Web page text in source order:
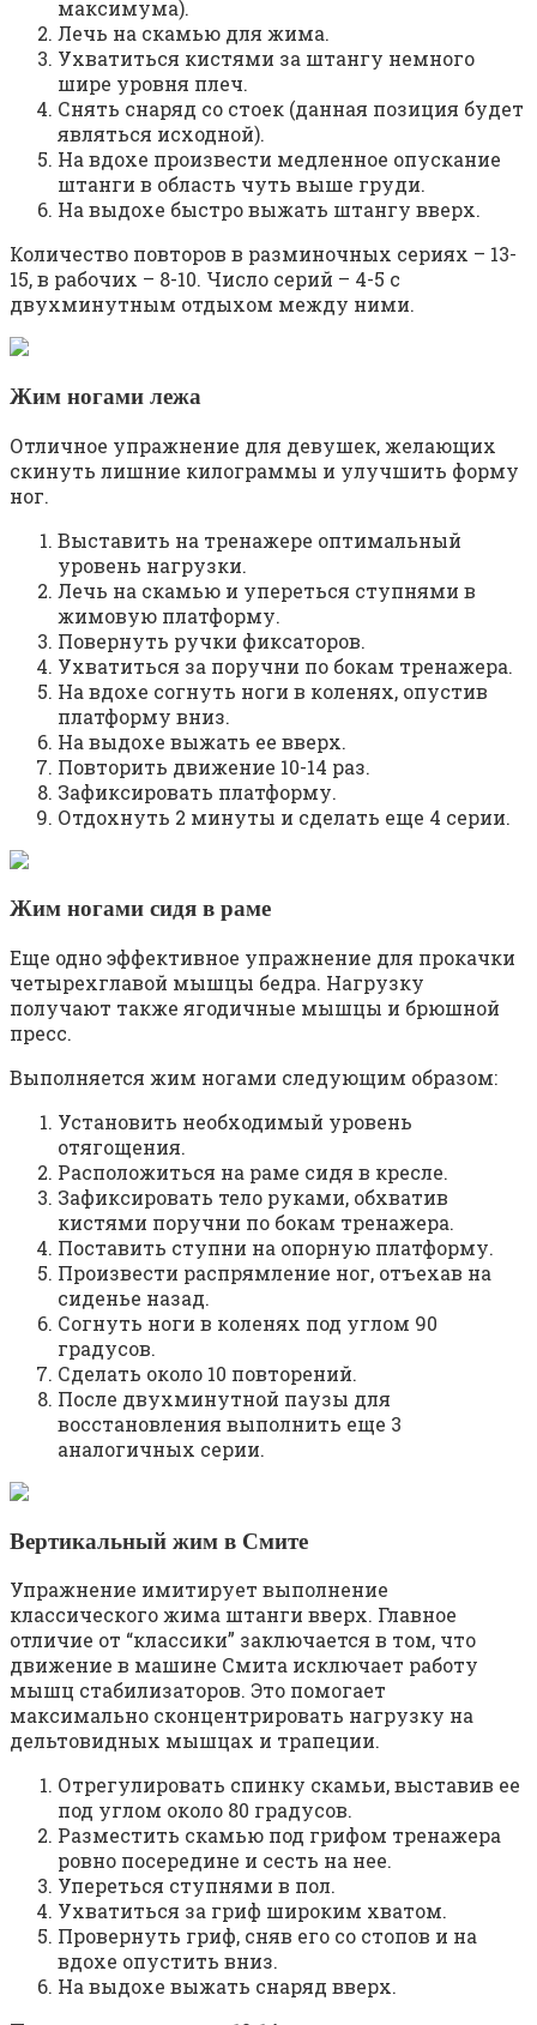
максимума).
Лечь на скамью для жима.
Ухватиться кистями за штангу немного
шире уровня плеч.
Снять снаряд со стоек (данная позиция будет
являться исходной).
На вдохе произвести медленное опускание
штанги в область чуть выше груди.
На выдохе быстро выжать штангу вверх.
Количество повторов в разминочных сериях – 13-
15, в рабочих – 8-10. Число серий – 4-5 с
двухминутным отдыхом между ними.
Жим ногами лежа
Отличное упражнение для девушек, желающих
скинуть лишние килограммы и улучшить форму
ног.
Выставить на тренажере оптимальный
уровень нагрузки.
Лечь на скамью и упереться ступнями в
жимовую платформу.
Повернуть ручки фиксаторов.
Ухватиться за поручни по бокам тренажера.
На вдохе согнуть ноги в коленях, опустив
платформу вниз.
На выдохе выжать ее вверх.
Повторить движение 10-14 раз.
Зафиксировать платформу.
Отдохнуть 2 минуты и сделать еще 4 серии.
Жим ногами сидя в раме
Еще одно эффективное упражнение для прокачки
четырехглавой мышцы бедра. Нагрузку
получают также ягодичные мышцы и брюшной
пресс.
Выполняется жим ногами следующим образом:
Установить необходимый уровень
отягощения.
Расположиться на раме сидя в кресле.
Зафиксировать тело руками, обхватив
кистями поручни по бокам тренажера.
Поставить ступни на опорную платформу.
Произвести распрямление ног, отъехав на
сиденье назад.
Согнуть ноги в коленях под углом 90
градусов.
Сделать около 10 повторений.
После двухминутной паузы для
восстановления выполнить еще 3
аналогичных серии.
Вертикальный жим в Смите
Упражнение имитирует выполнение
классического жима штанги вверх. Главное
отличие от “классики” заключается в том, что
движение в машине Смита исключает работу
мышц стабилизаторов. Это помогает
максимально сконцентрировать нагрузку на
дельтовидных мышцах и трапеции.
Отрегулировать спинку скамьи, выставив ее
под углом около 80 градусов.
Разместить скамью под грифом тренажера
ровно посередине и сесть на нее.
Упереться ступнями в пол.
Ухватиться за гриф широким хватом.
Провернуть гриф, сняв его со стопов и на
вдохе опустить вниз.
На выдохе выжать снаряд вверх.